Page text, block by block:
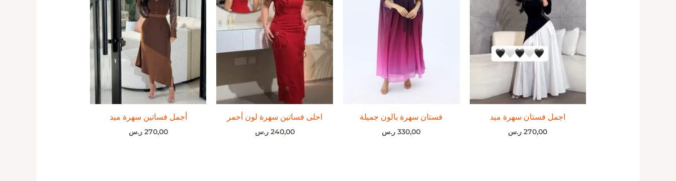
اجمل فستان سهرة ميد
270,00 ر.س
فستان سهرة بالون جميلة
330,00 ر.س
احلى فساتين سهرة لون أحمر
240,00 ر.س
أجمل فساتين سهرة ميد
270,00 ر.س